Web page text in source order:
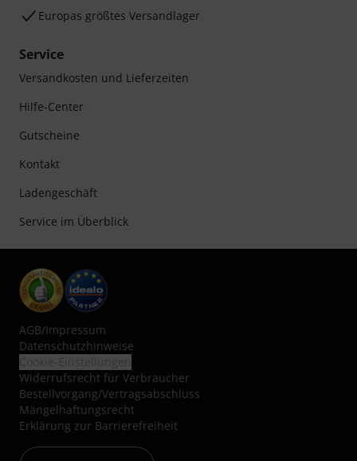
Europas größtes Versandlager
Service
Versandkosten und Lieferzeiten
Hilfe-Center
Gutscheine
Kontakt
Ladengeschäft
Service im Überblick
AGB/Impressum
Datenschutzhinweise
Widerrufsrecht für Verbraucher
Bestellvorgang/Vertragsabschluss
Mängelhaftungsrecht
Erklärung zur Barrierefreiheit